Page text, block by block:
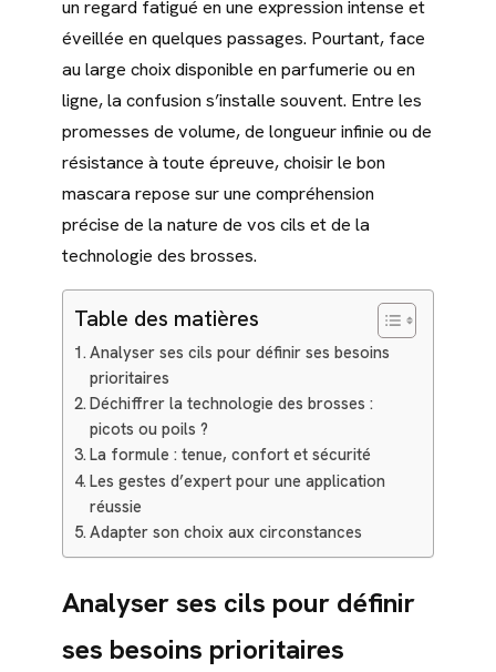
un regard fatigué en une expression intense et
éveillée en quelques passages. Pourtant, face
au large choix disponible en parfumerie ou en
ligne, la confusion s’installe souvent. Entre les
promesses de volume, de longueur infinie ou de
résistance à toute épreuve, choisir le bon
mascara repose sur une compréhension
précise de la nature de vos cils et de la
technologie des brosses.
Table des matières
Analyser ses cils pour définir ses besoins
prioritaires
Déchiffrer la technologie des brosses :
picots ou poils ?
La formule : tenue, confort et sécurité
Les gestes d’expert pour une application
réussie
Adapter son choix aux circonstances
Analyser ses cils pour définir
ses besoins prioritaires